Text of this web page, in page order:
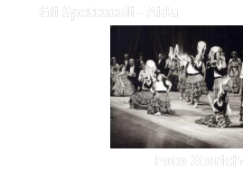
Gli Spettacoli - Aida
Foto